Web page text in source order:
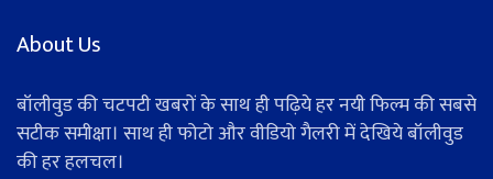
About Us
बॉलीवुड की चटपटी खबरों के साथ ही पढ़िये हर नयी फिल्म की सबसे
सटीक समीक्षा। साथ ही फोटो और वीडियो गैलरी में देखिये बॉलीवुड
की हर हलचल।